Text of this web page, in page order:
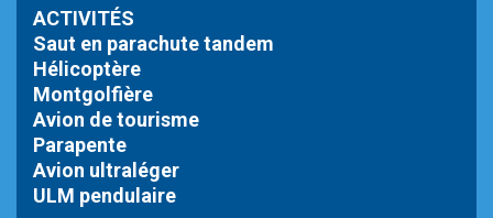
ACTIVITÉS
Saut en parachute tandem
Hélicoptère
Montgolfière
Avion de tourisme
Parapente
Avion ultraléger
ULM pendulaire